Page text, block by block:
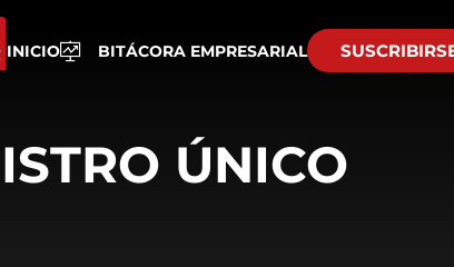
INICIO BITÁCORA EMPRESARIAL
ÚNICO